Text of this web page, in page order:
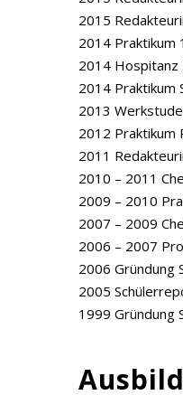
2015
2014 Praktikum
2014 Hospitanz
2014 Praktikum
2013
2012 Praktikum
2011
2010 – 2011
2009 – 2010
2007 – 2009
2006 – 2007
2006 Gründung
2005
1999 Gründung